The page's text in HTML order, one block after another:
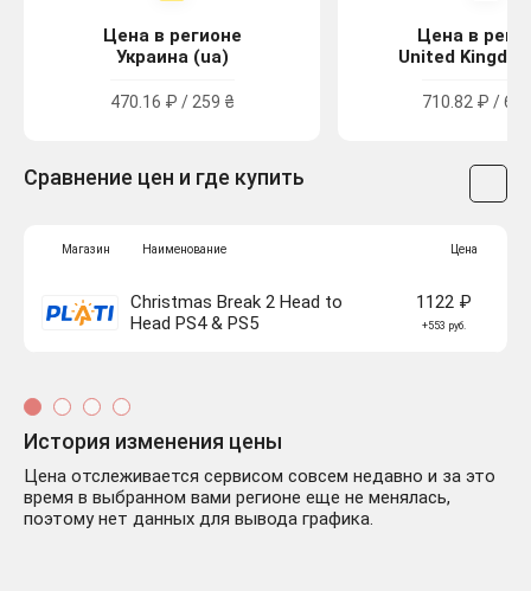
Цена в регионе
Украина (ua)
470.16 ₽ / 259 ₴
Цена в
United
710.82 ₽ /
Сравнение цен и где купить
Магазин Наименование Цена
Christmas Break 2 Head to
Head PS4 & PS5
1122 ₽
+553 руб.
История изменения цены
Цена отслеживается сервисом совсем недавно и за это
время в выбранном вами регионе еще не менялась,
поэтому нет данных для вывода графика.